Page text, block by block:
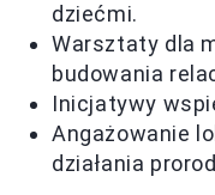
dziećmi.
Warsztaty dla
budowania
Inicjatywy
Angażowanie
działania